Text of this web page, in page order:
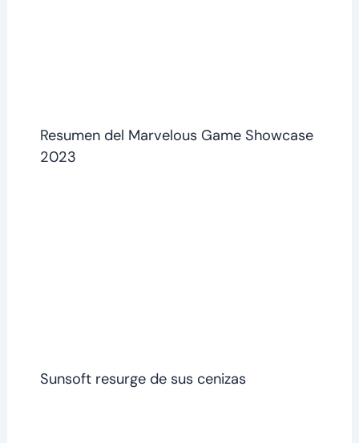
Resumen del Marvelous Game Showcase
2023
Sunsoft resurge de sus cenizas